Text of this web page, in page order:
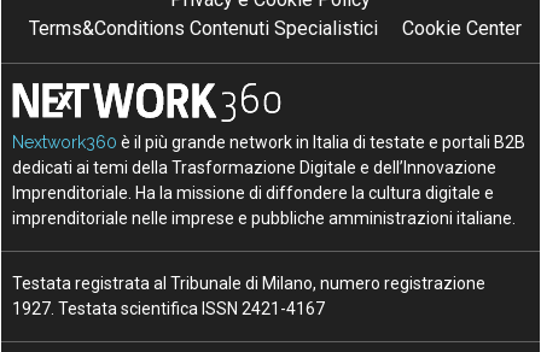
Terms&Conditions Contenuti Specialistici
Cookie Center
Nextwork360 è il più grande network in Italia di testate e portali B2B
dedicati ai temi della Trasformazione Digitale e dell’Innovazione
Imprenditoriale. Ha la missione di diffondere la cultura digitale e
imprenditoriale nelle imprese e pubbliche amministrazioni italiane.
Testata registrata al Tribunale di Milano, numero registrazione
1927. Testata scientifica ISSN 2421-4167